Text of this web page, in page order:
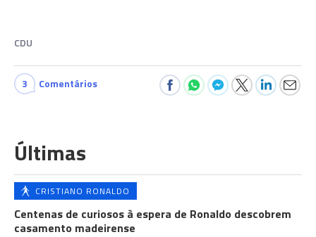
CDU
3 Comentários
Últimas
CRISTIANO RONALDO
Centenas de curiosos à espera de Ronaldo descobrem
casamento madeirense